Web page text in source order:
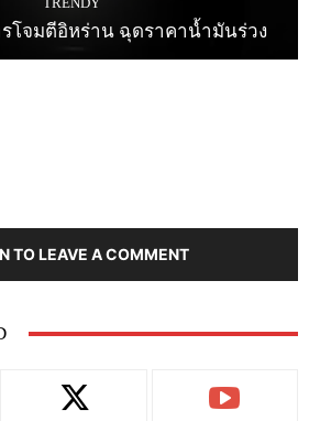
รโจมตีอิหร่าน ฉุดราคาน้ำมันร่วง
TO LEAVE A COMMENT